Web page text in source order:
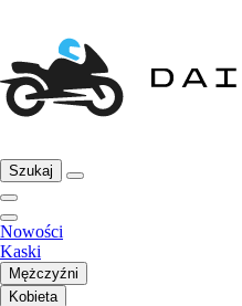
Szukaj
Nowości
Kaski
Mężczyźni
Kobieta